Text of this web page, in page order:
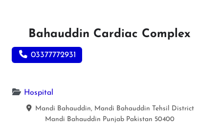
Bahauddin Cardiac Complex
03377772931
Hospital
Mandi Bahauddin, Mandi Bahauddin Tehsil District
Mandi Bahauddin Punjab Pakistan 50400